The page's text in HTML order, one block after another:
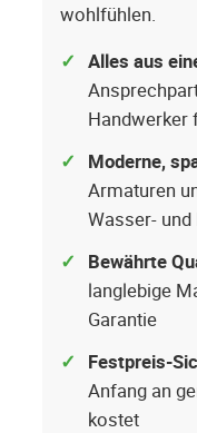
wohlfühlen.
Alles aus
Handwerker
Moderne,
Armaturen
Wasser-
Bewährte
langlebige
Garantie
Festpreis-
Anfang an
kostet